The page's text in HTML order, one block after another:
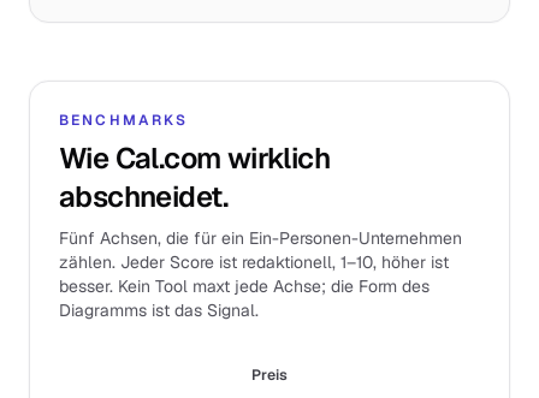
BENCHMARKS
Wie Cal.com wirklich
abschneidet.
Fünf Achsen, die für ein Ein-Personen-Unternehmen
zählen. Jeder Score ist redaktionell, 1–10, höher ist
besser. Kein Tool maxt jede Achse; die Form des
Diagramms ist das Signal.
Preis